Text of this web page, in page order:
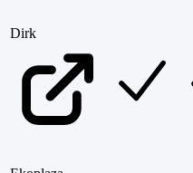
Dirk